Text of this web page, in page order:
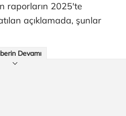
raporların 2025'te
açıklamada, şunlar
Devamı